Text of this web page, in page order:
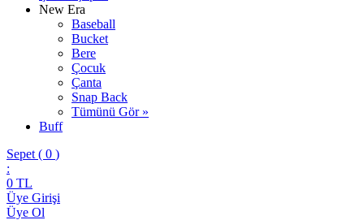
New Era
Baseball
Bucket
Bere
Çocuk
Çanta
Snap Back
Tümünü Gör »
Buff
Sepet ( 0 )
:
0 TL
Üye Girişi
Üye Ol